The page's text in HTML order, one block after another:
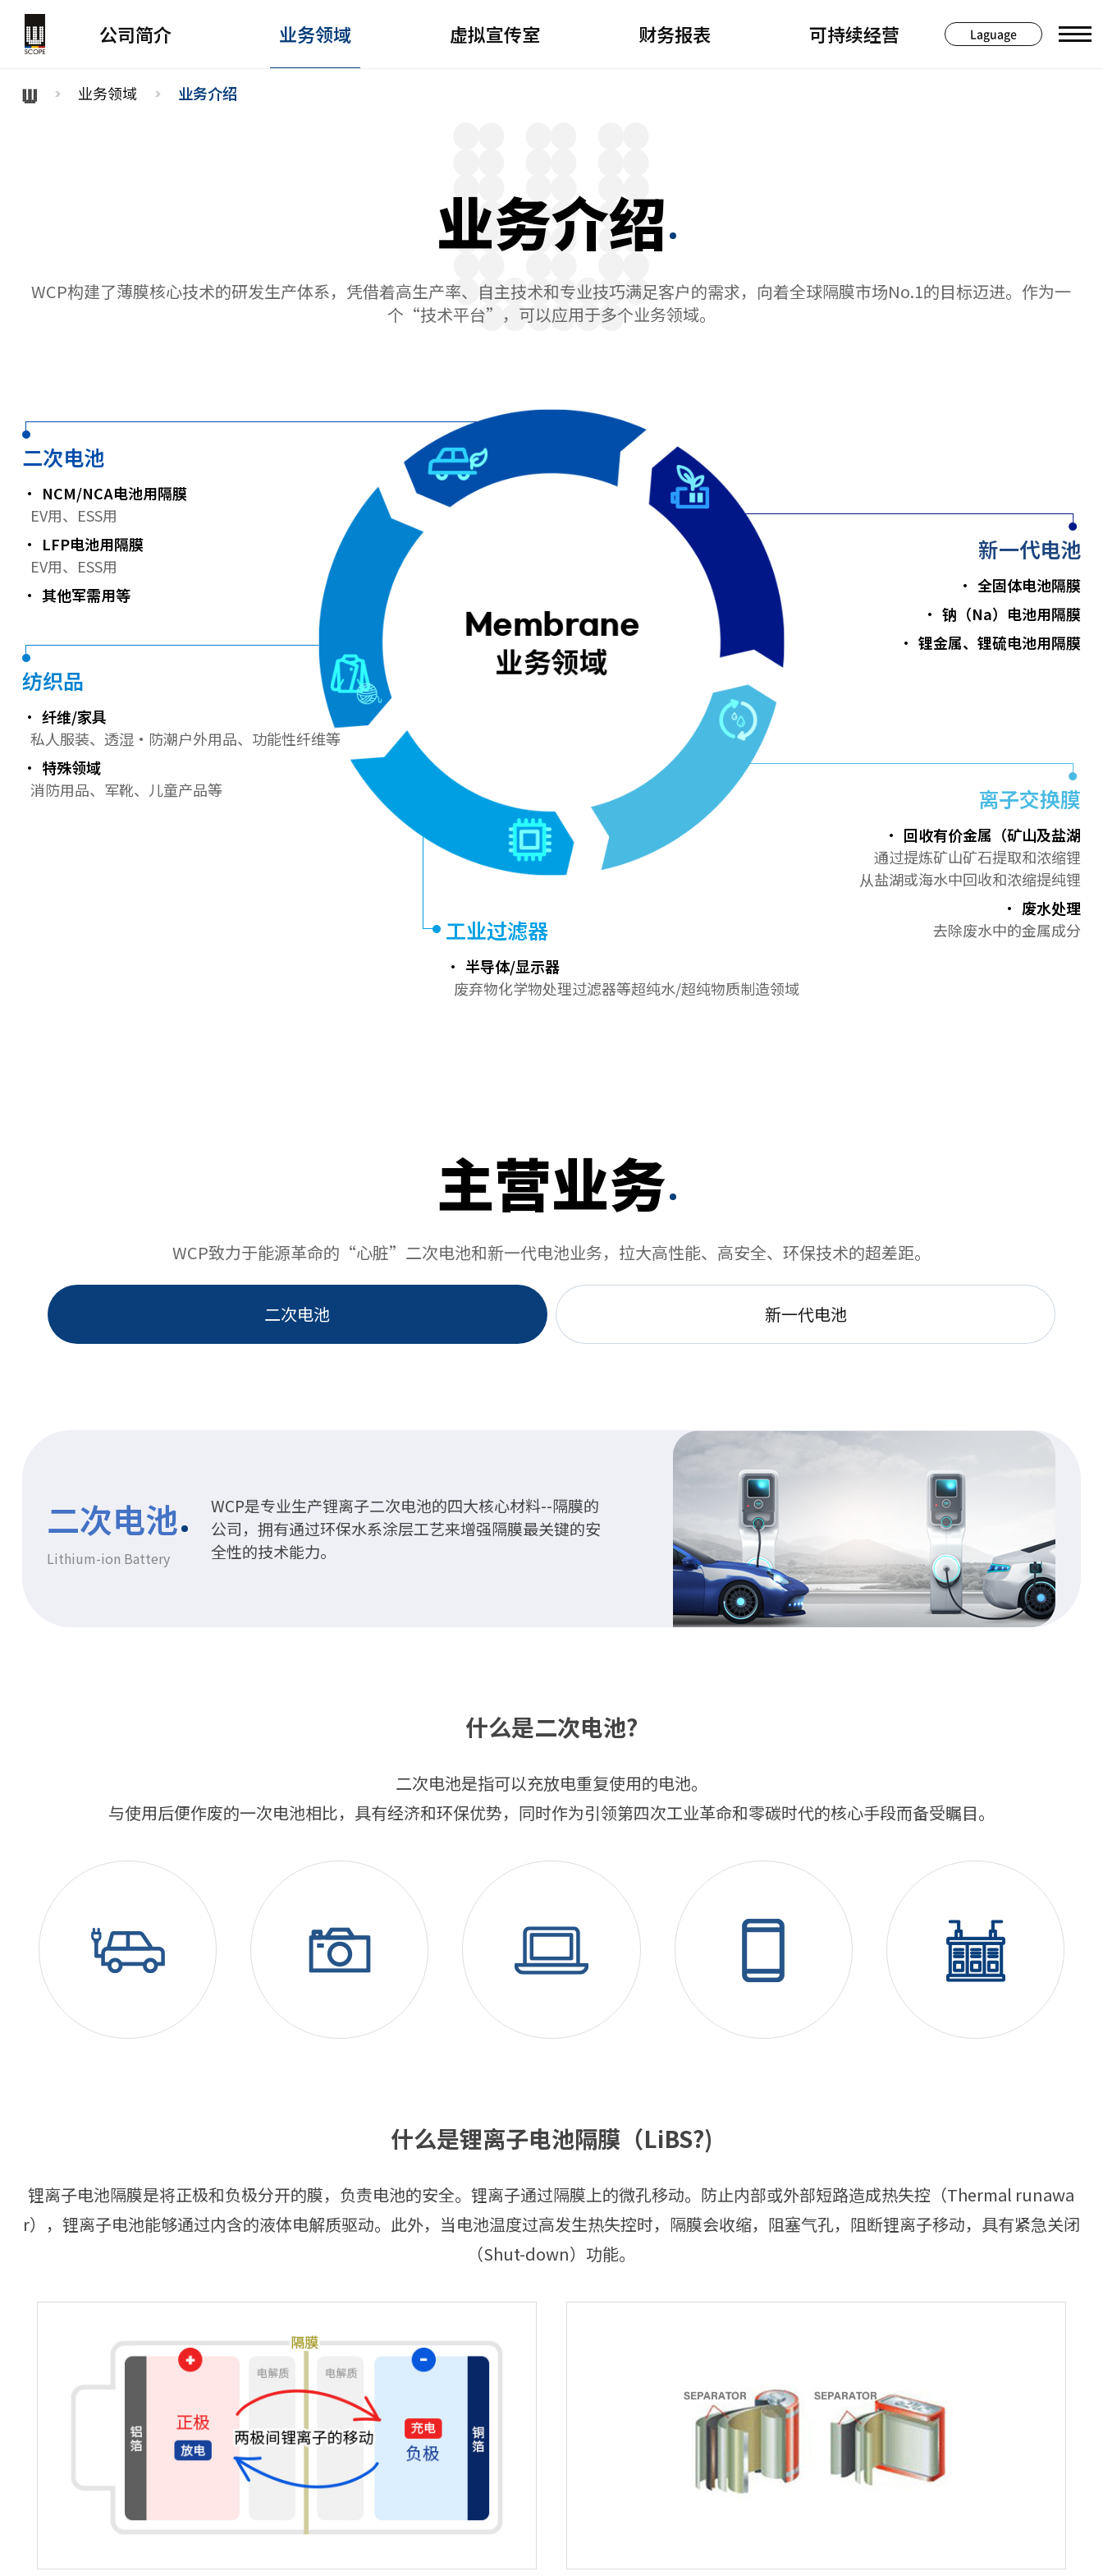
公司简介 业务领域 虚拟宣传室 财务报表 可持续经营 Laguage
业务领域 业务介绍
业务介绍
WCP构建了薄膜核心技术的研发生产体系，凭借着高生产率、自主技术和专业技巧满足客户的需求，向着全球隔膜市场No.1的目标迈进。作为一
个“技术平台”，可以应用于多个业务领域。
二次电池
NCM/NCA电池用隔膜
EV用、ESS用
LFP电池用隔膜
EV用、ESS用
其他军需用等
新一代电池
全固体电池隔膜
钠（Na）电池用隔膜
锂金属、锂硫电池用隔膜
离子交换膜
回收有价金属（矿山及盐湖
通过提炼矿山矿石提取和浓缩锂
从盐湖或海水中回收和浓缩提纯锂
废水处理
去除废水中的金属成分
工业过滤器
半导体/显示器
废弃物化学物处理过滤器等超纯水/超纯物质制造领域
纺织品
纤维/家具
私人服装、透湿·防潮户外用品、功能性纤维等
特殊领域
消防用品、军靴、儿童产品等
主营业务
WCP致力于能源革命的“心脏”二次电池和新一代电池业务，拉大高性能、高安全、环保技术的超差距。
二次电池 新一代电池
二次电池
Lithium-ion Battery
WCP是专业生产锂离子二次电池的四大核心材料--隔膜的
公司，拥有通过环保水系涂层工艺来增强隔膜最关键的安
全性的技术能力。
什么是二次电池?
二次电池是指可以充放电重复使用的电池。
与使用后便作废的一次电池相比，具有经济和环保优势，同时作为引领第四次工业革命和零碳时代的核心手段而备受瞩目。
什么是锂离子电池隔膜（LiBS?)
锂离子电池隔膜是将正极和负极分开的膜，负责电池的安全。锂离子通过隔膜上的微孔移动。防止内部或外部短路造成热失控（Thermal runawa
r），锂离子电池能够通过内含的液体电解质驱动。此外，当电池温度过高发生热失控时，隔膜会收缩，阻塞气孔，阻断锂离子移动，具有紧急关闭
（Shut-down）功能。